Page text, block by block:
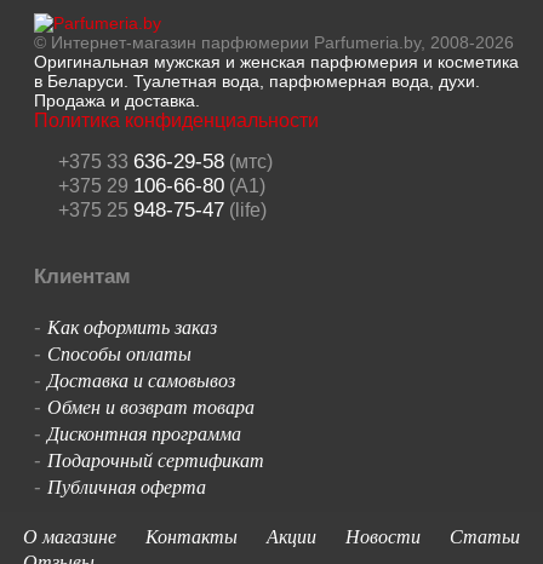
© Интернет-магазин парфюмерии Parfumeria.by, 2008-2026
Оригинальная мужская и женская парфюмерия и косметика
в Беларуси. Туалетная вода, парфюмерная вода, духи.
Продажа и доставка.
Политика конфиденциальности
+375 33 636-29-58(мтс)
+375 29 106-66-80(A1)
+375 25 948-75-47(life)
Клиентам
- Как оформить заказ
- Способы оплаты
-Доставка и самовывоз
- Обмен и возврат товара
-Дисконтная программа
- Подарочный сертификат
- Публичная оферта
О магазине
Контакты Акции Новости
Статьи